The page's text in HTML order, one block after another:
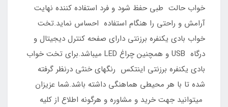
خواب حالت طبی حفظ شود و فرد استفاده کننده نهایت
آرامش و راحتی را هنگام استفاده احساس نماید.تخت
خواب بادی یکنفره برزنتی دارای صفحه کنترل دیجیتال و
درگاه USB و همچنین چراغ LED میباشد.برای تخت خواب
بادی یکنفره برزنتی اینتکس رنگهای خنثی درنظر گرفته
شده تا با هر محیطی هماهنگی داشته باشد.شما عزیزان
میتوانید جهت خرید و مشاوره و هرگونه اطلاع از کلیه